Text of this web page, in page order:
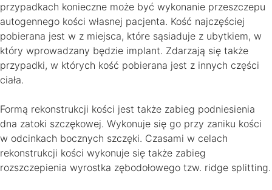
przypadkach konieczne może być wykonanie przeszczepu
autogennego kości własnej pacjenta. Kość najczęściej
pobierana jest w z miejsca, które sąsiaduje z ubytkiem, w
który wprowadzany będzie implant. Zdarzają się także
przypadki, w których kość pobierana jest z innych części
ciała.
Formą rekonstrukcji kości jest także zabieg podniesienia
dna zatoki szczękowej. Wykonuje się go przy zaniku kości
w odcinkach bocznych szczęki. Czasami w celach
rekonstrukcji kości wykonuje się także zabieg
rozszczepienia wyrostka zębodołowego tzw. ridge splitting.